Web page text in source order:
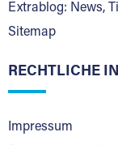
Extrablog: News,
Sitemap
RECHTLICHE
Impressum